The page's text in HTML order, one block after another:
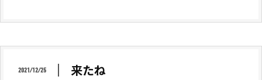
2021/12/25 来たね